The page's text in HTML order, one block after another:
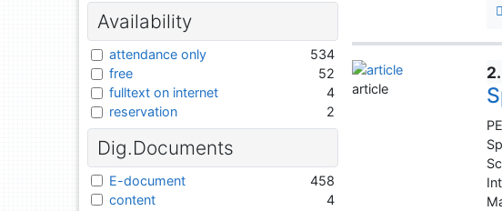
2.
article
Availability
attendance only
534
free
52
fulltext on internet
4
reservation
2
Dig.Documents
E-document
458
content
4